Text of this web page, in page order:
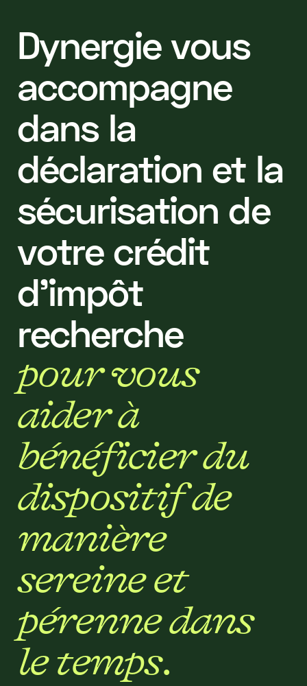
Dynergie vous
accompagne
dans la
déclaration et la
sécurisation de
votre crédit
d'impôt
recherche
pour vous
aiderà
bénéficierdu
dispositifde
manière
sereine et
pérenne dans
le temps.